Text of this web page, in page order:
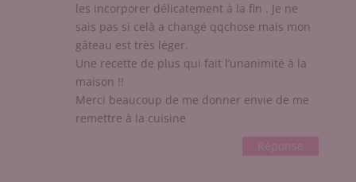
les incorporer délicatement à la fin . Je ne
sais pas si celà a changé qqchose mais mon
gâteau est très léger.
Une recette de plus qui fait l’unanimité à la
maison !!
Merci beaucoup de me donner envie de me
remettre à la cuisine
Réponse